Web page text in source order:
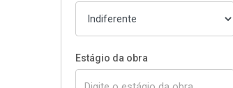
Estágio da obra